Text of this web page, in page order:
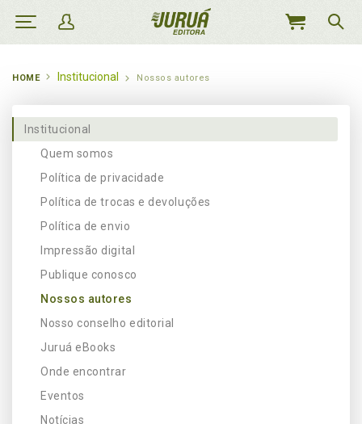
MEU
HOME Institucional Nossos autores
Institucional
Quem somos
Política de privacidade
Política de trocas e devoluções
Política de envio
Impressão digital
Publique conosco
Nossos autores
Nosso conselho editorial
Juruá eBooks
Onde encontrar
Eventos
Notícias